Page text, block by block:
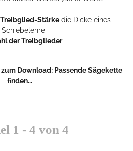
Treibglied-Stärke die Dicke eines
der Treibglieder
Download: Passende Sägekette
finden...
1 - 4 von 4